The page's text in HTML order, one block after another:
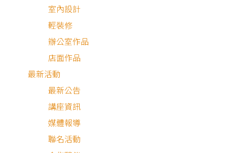
室內設計
輕裝修
辦公室作品
店面作品
最新活動
最新公告
講座資訊
媒體報導
聯名活動